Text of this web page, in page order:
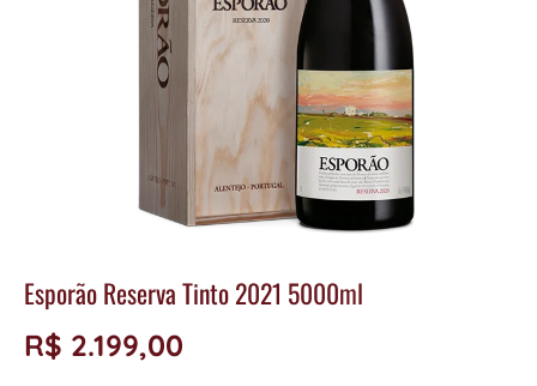
Esporão Reserva Tinto 2021 5000ml
R$ 2.199,00